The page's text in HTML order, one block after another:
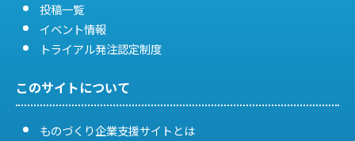
投稿一覧
イベント情報
トライアル発注認定制度
このサイトについて
ものづくり企業支援サイトとは